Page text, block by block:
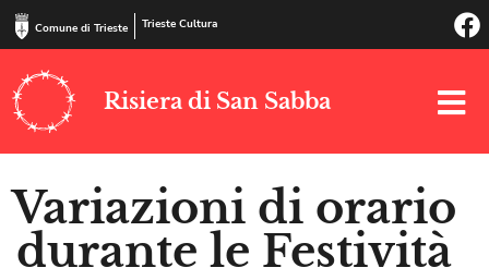
Comune di Trieste Trieste Cultura
Risiera di San Sabba
Variazioni di orario
durante le Festività